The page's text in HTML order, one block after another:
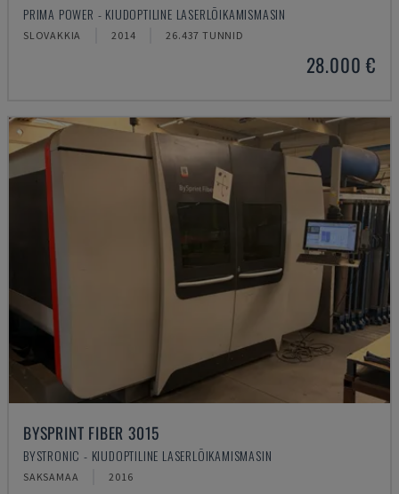
PRIMA POWER - KIUDOPTILINE LASERLÕIKAMISMASIN
SLOVAKKIA 2014 26.437 TUNNID
28.000 €
BYSPRINT FIBER 3015
BYSTRONIC - KIUDOPTILINE LASERLÕIKAMISMASIN
SAKSAMAA 2016